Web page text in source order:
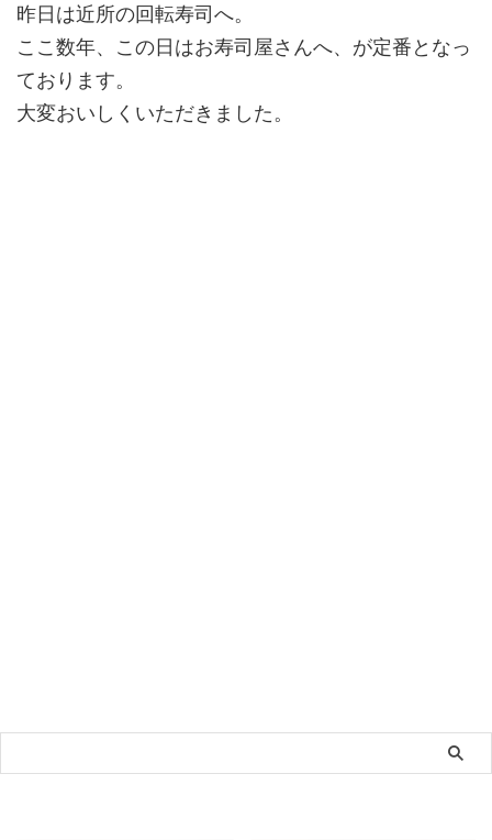
昨日は近所の回転寿司へ。
ここ数年、この日はお寿司屋さんへ、が定番となっ
ております。
大変おいしくいただきました。